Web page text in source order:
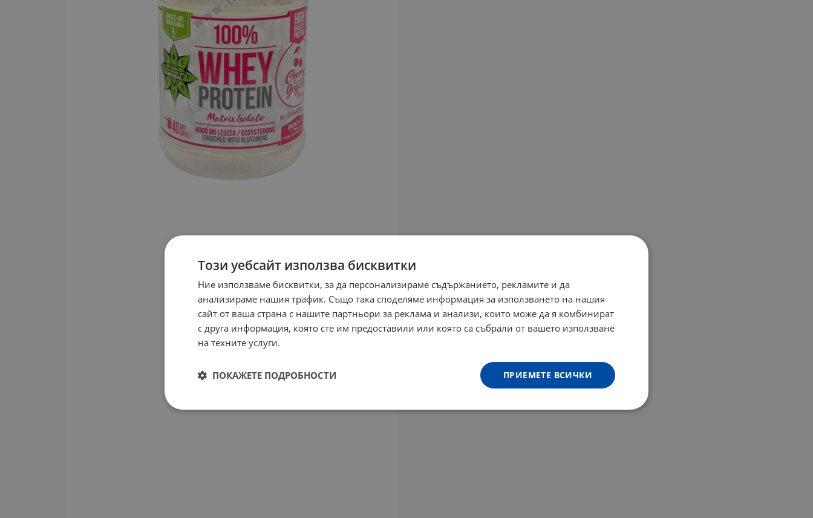
Този уебсайт използва бисквитки
Ние използваме бисквитки, за да персонализираме съдържанието, рекламите и да
анализираме нашия трафик. Също така споделяме информация за използването на нашия
сайт от ваша страна с нашите партньори за реклама и анализи, които може да я комбинират
с друга информация, която сте им предоставили или която са събрали от вашето използване
на техните услуги.
ПРИЕМЕТЕ ВСИЧКИ
ПОКАЖЕТЕ ПОДРОБНОСТИ